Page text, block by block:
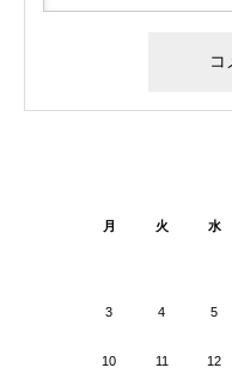
月
火 水
3 4 5
10 11 12